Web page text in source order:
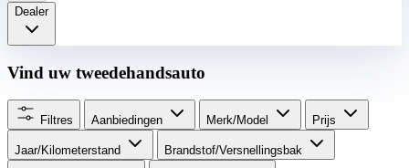
Dealer
Vind uw tweedehandsauto
Filtres Aanbiedingen Merk/Model​ Prijs
Jaar/Kilometerstand​ Brandstof/Versnellingsbak​